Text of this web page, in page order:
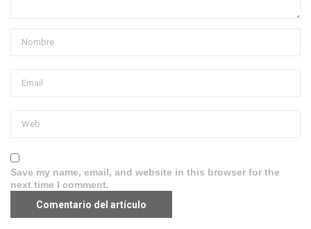
Save my name, email, and website in this browser for the
next time I comment.